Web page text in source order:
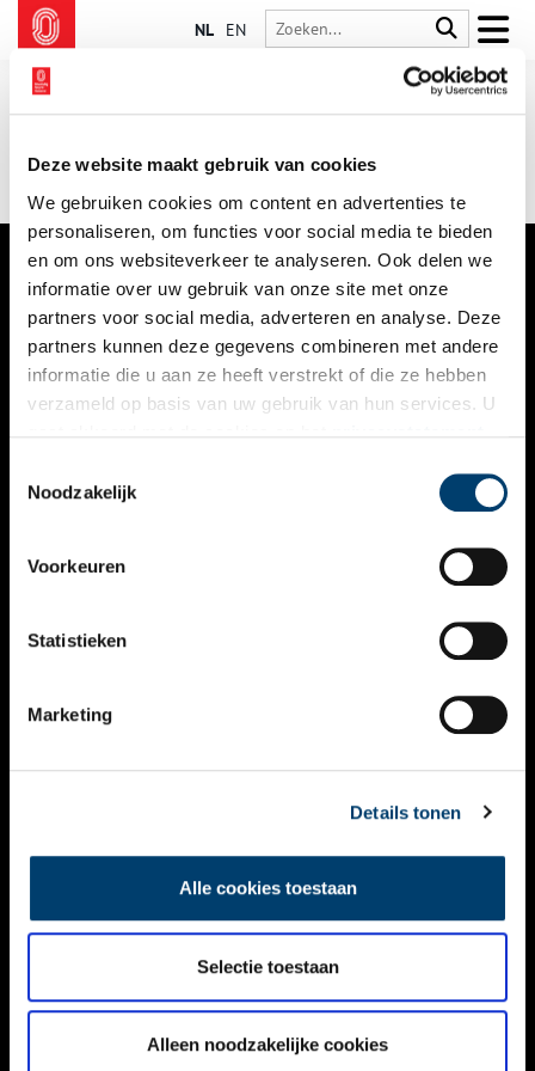
Deze website maakt gebruik van cookies
We gebruiken cookies om content en advertenties te
personaliseren, om functies voor social media te bieden
en om ons websiteverkeer te analyseren. Ook delen we
informatie over uw gebruik van onze site met onze
partners voor social media, adverteren en analyse. Deze
partners kunnen deze gegevens combineren met andere
informatie die u aan ze heeft verstrekt of die ze hebben
verzameld op basis van uw gebruik van hun services. U
Noodzakelijk
Voorkeuren
Statistieken
Marketing
Details tonen
Alle cookies toestaan
Selectie toestaan
Alleen noodzakelijke cookies
NL EN
VERHALEN
NIEUWS
KALENDER
ACTIVITEITEN
NIEUWSBRIEF
DISCLAIMER
TOEGANKELIJKHEID
Volg ONH op social media